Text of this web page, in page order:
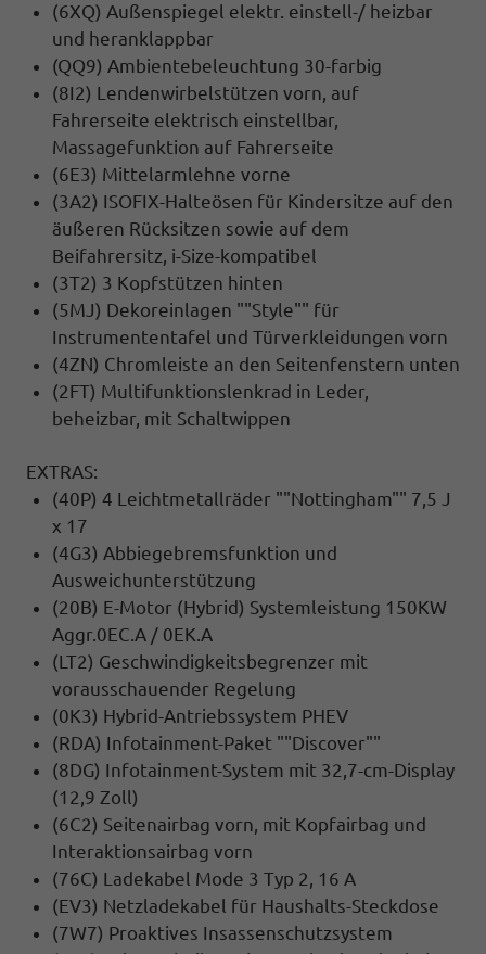
(6XQ) Außenspiegel elektr. einstell-/ heizbar
und heranklappbar
(QQ9) Ambientebeleuchtung 30-farbig
(8I2) Lendenwirbelstützen vorn, auf
Fahrerseite elektrisch einstellbar,
Massagefunktion auf Fahrerseite
(6E3) Mittelarmlehne vorne
(3A2) ISOFIX-Halteösen für Kindersitze auf den
äußeren Rücksitzen sowie auf dem
Beifahrersitz, i-Size-kompatibel
(3T2) 3 Kopfstützen hinten
(5MJ) Dekoreinlagen ""Style"" für
Instrumententafel und Türverkleidungen vorn
(4ZN) Chromleiste an den Seitenfenstern unten
(2FT) Multifunktionslenkrad in Leder,
beheizbar, mit Schaltwippen
EXTRAS:
(40P) 4 Leichtmetallräder ""Nottingham"" 7,5 J
x 17
(4G3) Abbiegebremsfunktion und
Ausweichunterstützung
(20B) E-Motor (Hybrid) Systemleistung 150KW
Aggr.0EC.A / 0EK.A
(LT2) Geschwindigkeitsbegrenzer mit
vorausschauender Regelung
(0K3) Hybrid-Antriebssystem PHEV
(RDA) Infotainment-Paket ""Discover""
(8DG) Infotainment-System mit 32,7-cm-Display
(12,9 Zoll)
(6C2) Seitenairbag vorn, mit Kopfairbag und
Interaktionsairbag vorn
(76C) Ladekabel Mode 3 Typ 2, 16 A
(EV3) Netzladekabel für Haushalts-Steckdose
(7W7) Proaktives Insassenschutzsystem